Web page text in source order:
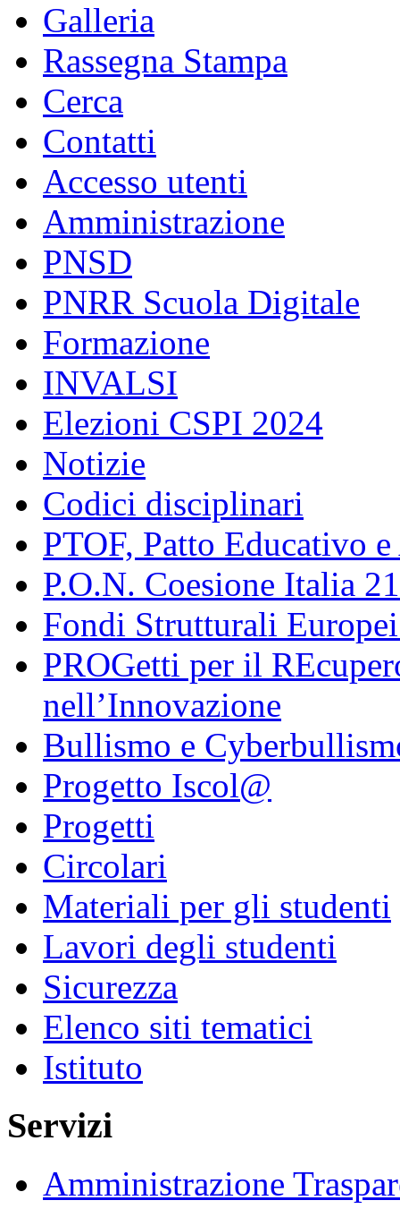
Galleria
Rassegna Stampa
Cerca
Contatti
Accesso utenti
Amministrazione
PNSD
PNRR Scuola Digitale
Formazione
INVALSI
Elezioni CSPI 2024
Notizie
Codici disciplinari
PTOF, Patto Educativo
P.O.N. Coesione Italia
Fondi Strutturali
PROGetti per il
nell’Innovazione
Bullismo e
Progetto Iscol@
Progetti
Circolari
Materiali per gli studenti
Lavori degli studenti
Sicurezza
Elenco siti tematici
Istituto
Servizi
Amministrazione